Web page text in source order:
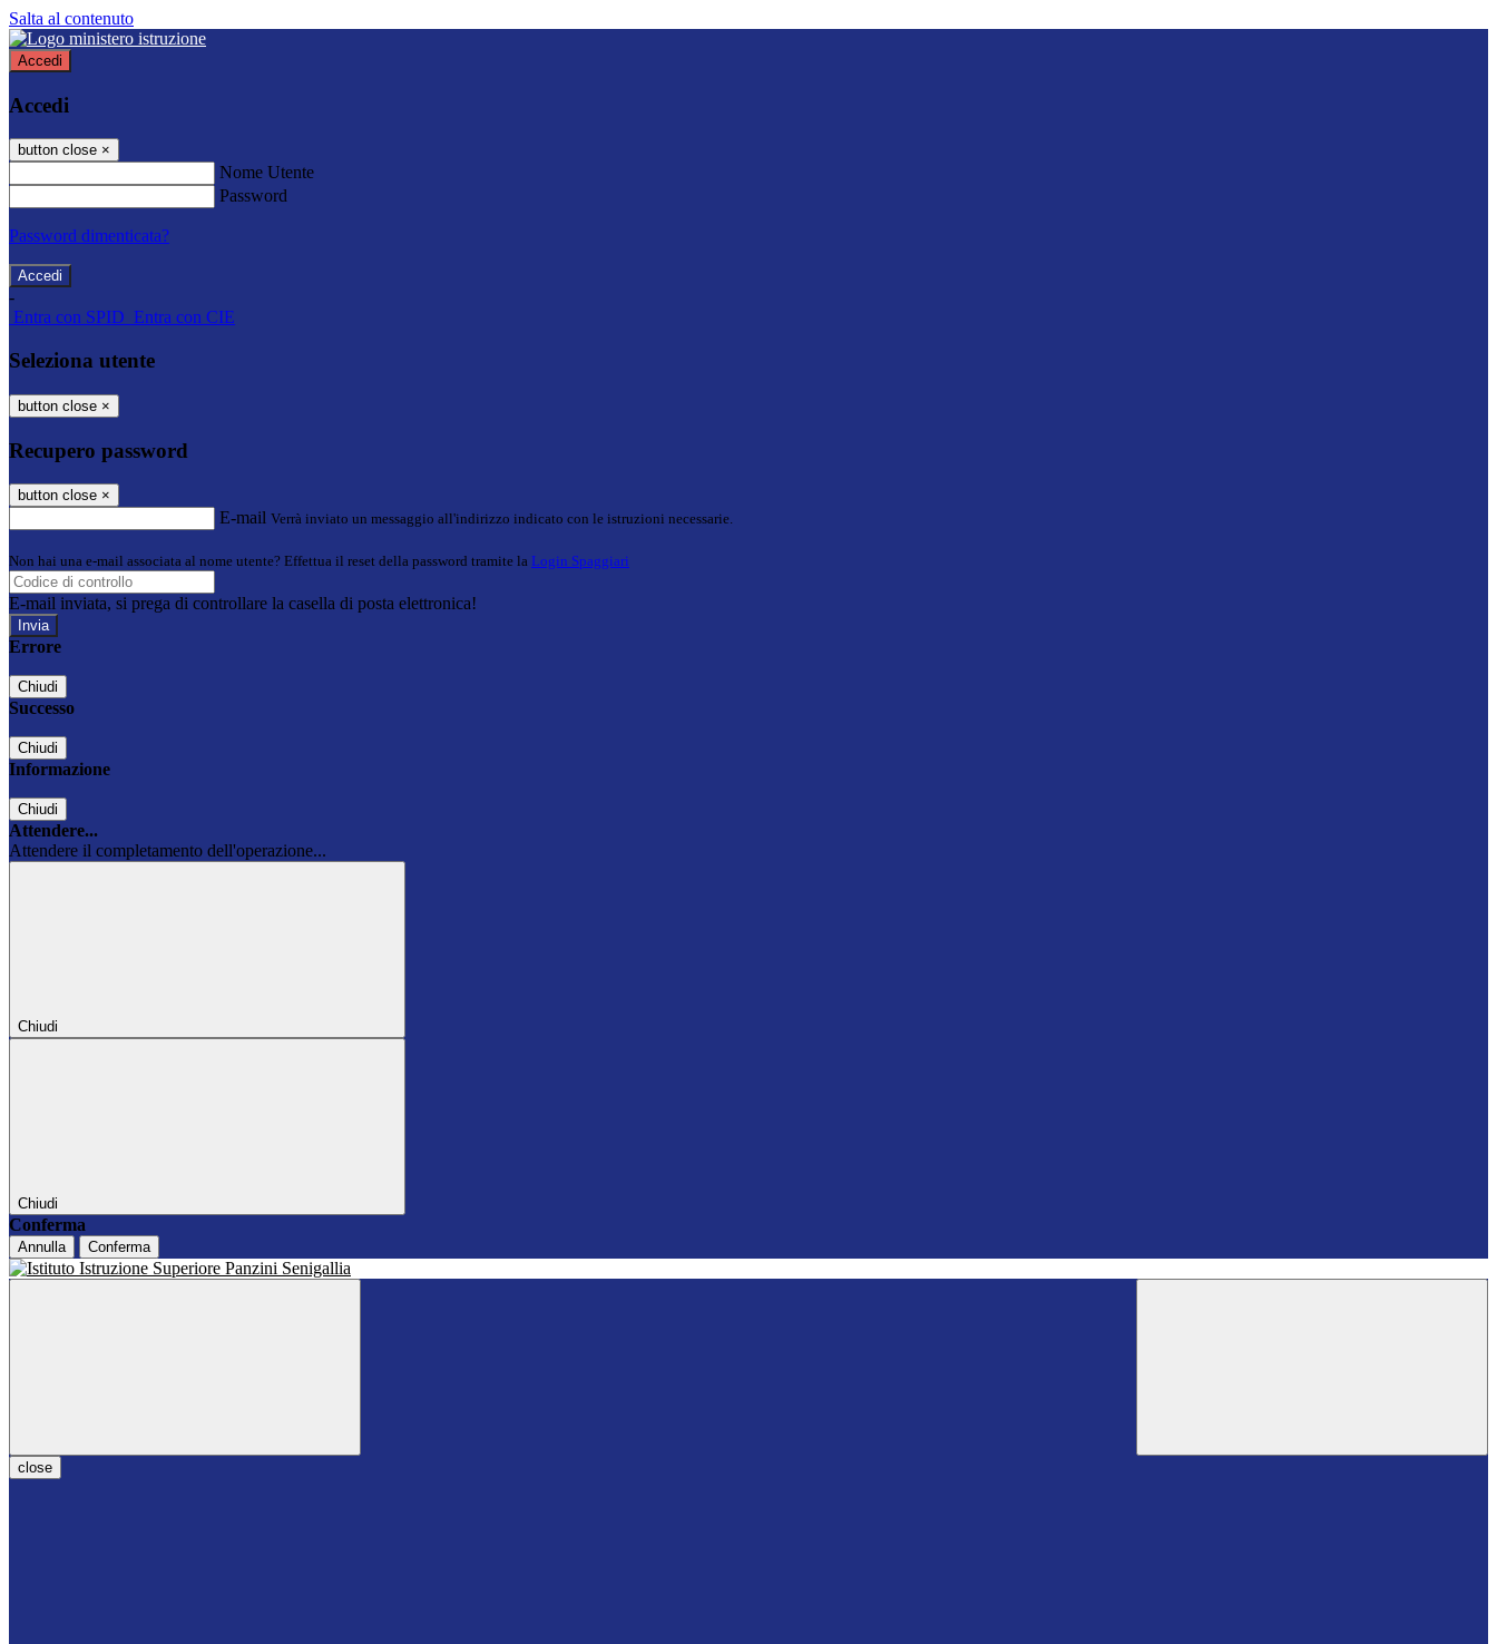
Salta al contenuto
Accedi
Accedi
button close ×
Nome Utente
Password
Password dimenticata?
-
Entra con SPID Entra con CIE
Seleziona utente
button close ×
Recupero password
button close ×
E-mail Verrà inviato un messaggio all'indirizzo indicato con le istruzioni necessarie.
Non hai una e-mail associata al nome utente? Effettua il reset della password tramite la Login Spaggiari
E-mail inviata, si prega di controllare la casella di posta elettronica!
Errore
Chiudi
Successo
Chiudi
Informazione
Chiudi
Attendere...
Attendere il completamento dell'operazione...
Chiudi
Chiudi
Conferma
Annulla Conferma
close